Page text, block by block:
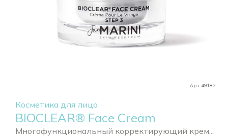
Арт. 49182
Косметика для лица
BIOCLEAR® Face Cream
Многофункциональный корректирующий крем...